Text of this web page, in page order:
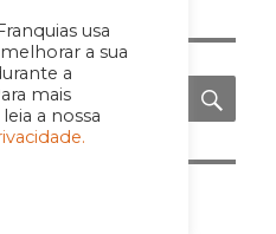
usa
a sua
a
mais
a nossa
NA
a